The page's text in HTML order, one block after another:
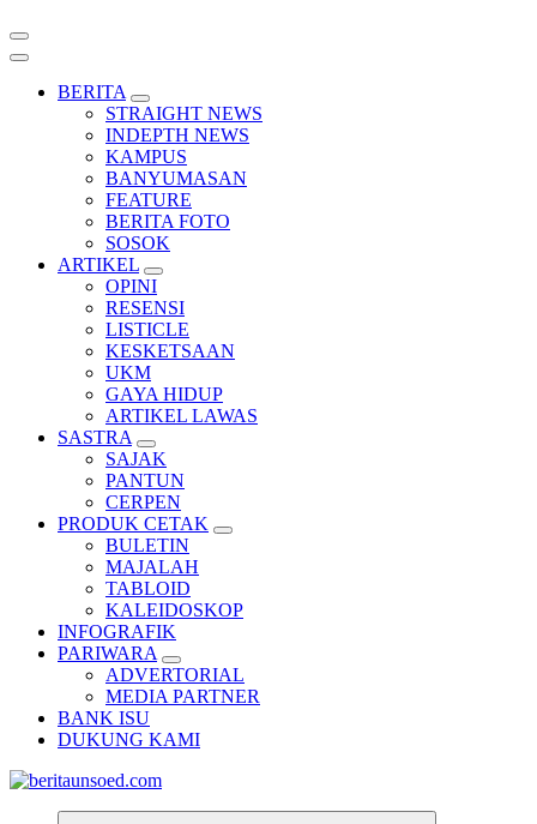
BERITA
STRAIGHT NEWS
INDEPTH NEWS
KAMPUS
BANYUMASAN
FEATURE
BERITA FOTO
SOSOK
ARTIKEL
OPINI
RESENSI
LISTICLE
KESKETSAAN
UKM
GAYA HIDUP
ARTIKEL LAWAS
SASTRA
SAJAK
PANTUN
CERPEN
PRODUK CETAK
BULETIN
MAJALAH
TABLOID
KALEIDOSKOP
INFOGRAFIK
PARIWARA
ADVERTORIAL
MEDIA PARTNER
BANK ISU
DUKUNG KAMI